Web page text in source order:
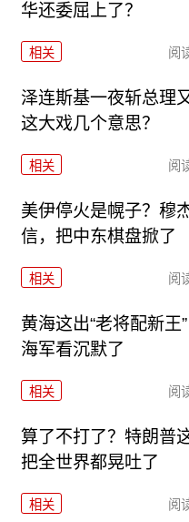
华还委屈上了？
相关 阅
泽连斯基一夜斩总理
这大戏几个意思？
相关 阅
美伊停火是幌子？穆
信，把中东棋盘掀了
相关 阅
黄海这出“老将配新王
海军看沉默了
相关 阅
算了不打了？特朗普
把全世界都晃吐了
相关 阅